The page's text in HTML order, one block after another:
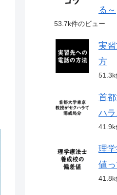
る～
53.7k件のビュー
実
方
51.3k
首
ハ
41.9k
理
値
41.8k